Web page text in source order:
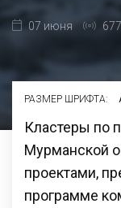
07 июня
РАЗМЕР ШРИФТА:
Кластеры по
Мурманской
проектами,
программе